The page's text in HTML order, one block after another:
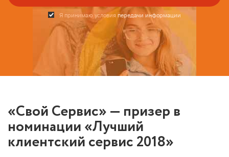
Я принимаю условия передачи информации
«Свой Сервис» — призер в
номинации «Лучший
клиентский сервис 2018»